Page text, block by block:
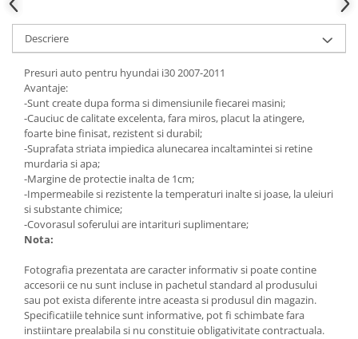
Descriere
Presuri auto pentru hyundai i30 2007-2011
Avantaje:
-Sunt create dupa forma si dimensiunile fiecarei masini;
-Cauciuc de calitate excelenta, fara miros, placut la atingere,
foarte bine finisat, rezistent si durabil;
-Suprafata striata impiedica alunecarea incaltamintei si retine
murdaria si apa;
-Margine de protectie inalta de 1cm;
-Impermeabile si rezistente la temperaturi inalte si joase, la uleiuri
si substante chimice;
-Covorasul soferului are intarituri suplimentare;
Nota:
Fotografia prezentata are caracter informativ si poate contine
accesorii ce nu sunt incluse in pachetul standard al produsului
sau pot exista diferente intre aceasta si produsul din magazin.
Specificatiile tehnice sunt informative, pot fi schimbate fara
instiintare prealabila si nu constituie obligativitate contractuala.